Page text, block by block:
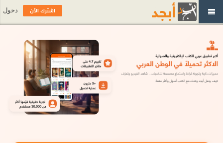
اشترك الآن دخول